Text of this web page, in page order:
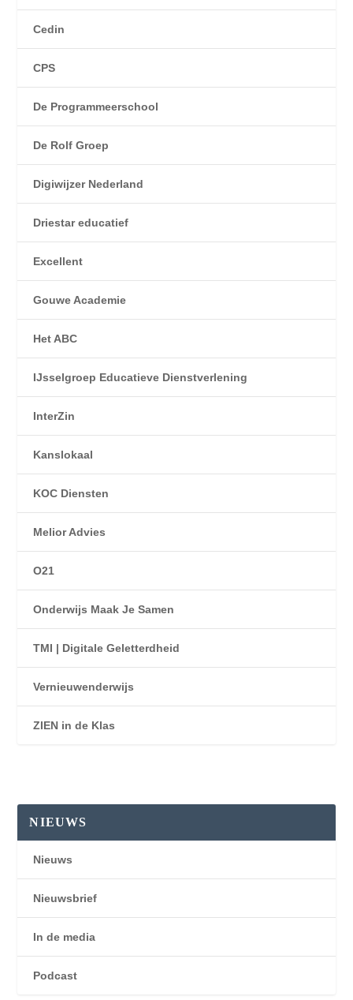
Cedin
CPS
De Programmeerschool
De Rolf Groep
Digiwijzer Nederland
Driestar educatief
Excellent
Gouwe Academie
Het ABC
IJsselgroep Educatieve Dienstverlening
InterZin
Kanslokaal
KOC Diensten
Melior Advies
O21
Onderwijs Maak Je Samen
TMI | Digitale Geletterdheid
Vernieuwenderwijs
ZIEN in de Klas
NIEUWS
Nieuws
Nieuwsbrief
In de media
Podcast